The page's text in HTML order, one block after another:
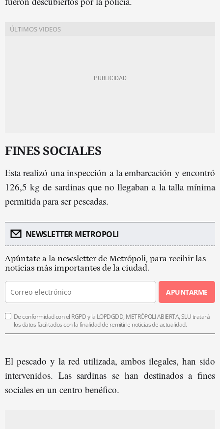
FINES SOCIALES
Esta realizó una inspección a la embarcación y encontró
126,5 kg de sardinas que no llegaban a la talla mínima
permitida para ser pescadas.
NEWSLETTER METROPOLI
Apúntate a la newsletter de Metrópoli, para recibir las
noticias más importantes de la ciudad.
APUNTARME
De conformidad con el RGPD y la LOPDGDD, METRÓPOLI ABIERTA, SLU tratará
los datos facilitados con la finalidad de remitirle noticias de actualidad.
El pescado y la red utilizada, ambos ilegales, han sido
intervenidos. Las sardinas se han destinados a fines
sociales en un centro benéfico.